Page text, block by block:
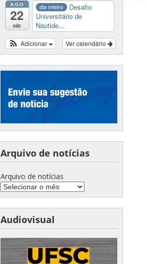
AGO
22
sáb
dia inteiro
Desafio
Universitário de
Nautide...
Ver calendário
Adicionar
Arquivo de notícias
Arquivo de notícias
Audiovisual